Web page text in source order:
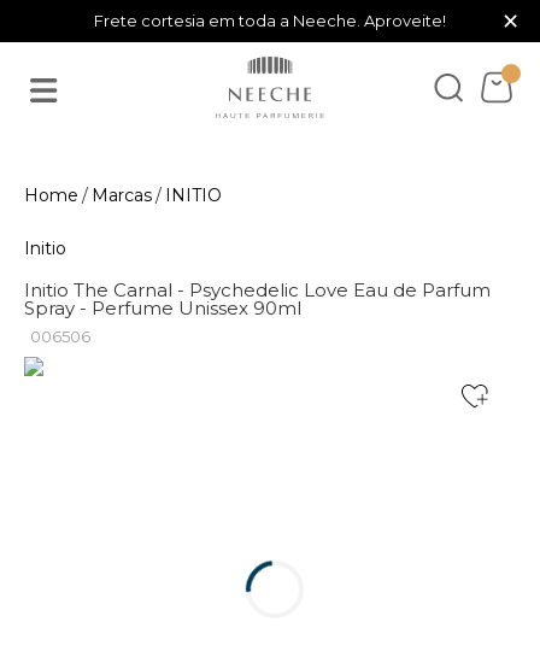
Frete cortesia em toda a Neeche. Aproveite! ×
Marcas INITIO
Initio
Initio The Carnal - Psychedelic Love Eau de Parfum
Spray - Perfume Unissex 90ml
006506